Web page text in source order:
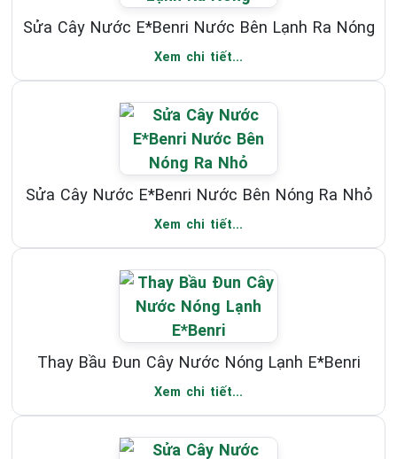
Sửa Cây Nước E*Benri Nước Bên Lạnh Ra Nóng
Xem chi tiết...
Sửa Cây Nước E*Benri Nước Bên Nóng Ra Nhỏ
Xem chi tiết...
Thay Bầu Đun Cây Nước Nóng Lạnh E*Benri
Xem chi tiết...